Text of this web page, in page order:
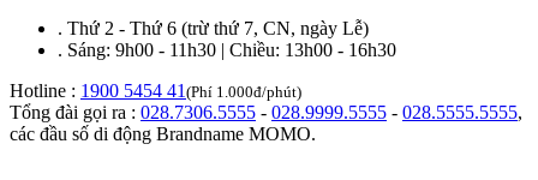
. Thứ 2 - Thứ 6 (trừ thứ 7, CN, ngày Lễ)
. Sáng: 9h00 - 11h30 | Chiều: 13h00 - 16h30
Hotline : 1900 5454 41(Phí 1.000đ/phút)
Tổng đài gọi ra : 028.7306.5555 - 028.9999.5555 - 028.5555.5555,
các đầu số di động Brandname MOMO.